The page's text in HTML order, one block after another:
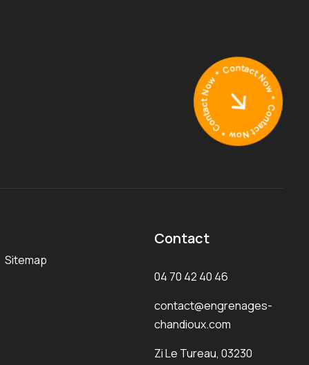
Sitemap
Contact
04 70 42 40 46
contact@engrenages-
chandioux.com
Zi Le Tureau, 03230